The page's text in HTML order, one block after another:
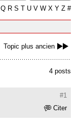
Q R S T U V W X Y Z #
Topic plus ancien
4 posts
#1
Citer